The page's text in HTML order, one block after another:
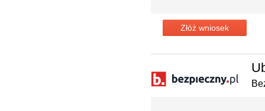
Złóż wniosek